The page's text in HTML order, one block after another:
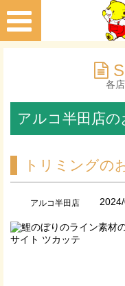
各
アルコ半田店の
トリミングの
アルコ半田店